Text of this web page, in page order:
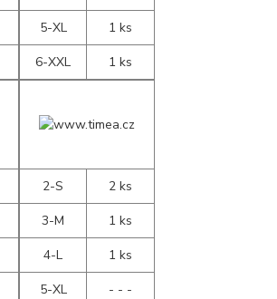
5-XL
1 ks
6-XXL
1 ks
2-S
2 ks
3-M
1 ks
4-L
1 ks
5-XL
- - -